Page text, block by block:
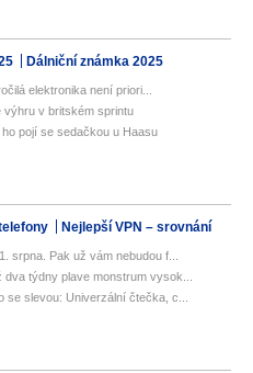
Dálniční známka 2025
elektronika není priori...
výhru v britském sprintu
pojí se sedačkou u Haasu
Nejlepší VPN – srovnání
srpna. Pak už vám nebudou f...
týdny plave monstrum vysok...
se slevou: Univerzální čtečka, c...